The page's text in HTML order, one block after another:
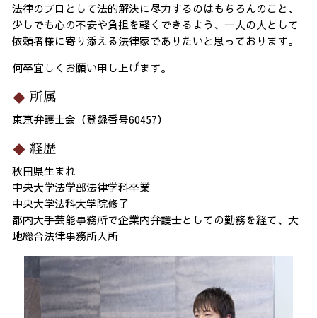
法律のプロとして法的解決に尽力するのはもちろんのこと、
少しでも心の不安や負担を軽くできるよう、一人の人として
依頼者様に寄り添える法律家でありたいと思っております。
何卒宜しくお願い申し上げます。
所属
東京弁護士会（登録番号60457）
経歴
秋田県生まれ
中央大学法学部法律学科卒業
中央大学法科大学院修了
都内大手芸能事務所で企業内弁護士としての勤務を経て、大
地総合法律事務所入所